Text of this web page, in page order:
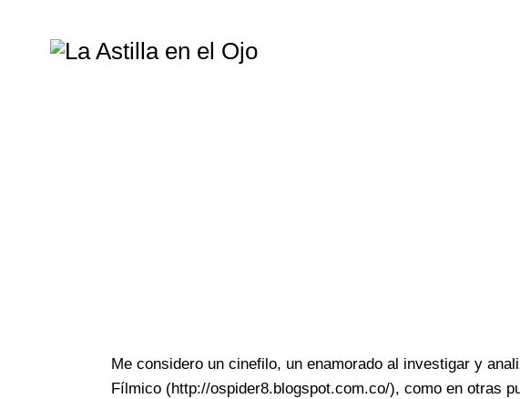
Me considero un cinefilo, un enamorado al investigar y
Fílmico (http://ospider8.blogspot.com.co/), como en otras